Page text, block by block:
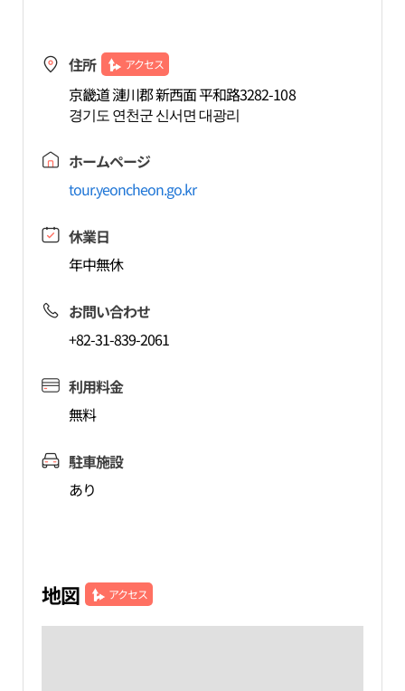
住所 アクセス
京畿道 漣川郡 新西面 平和路3282-108
경기도 연천군 신서면 대광리
ホームページ
tour.yeoncheon.go.kr
休業日
年中無休
お問い合わせ
+82-31-839-2061
利用料金
無料
駐車施設
あり
地図 アクセス